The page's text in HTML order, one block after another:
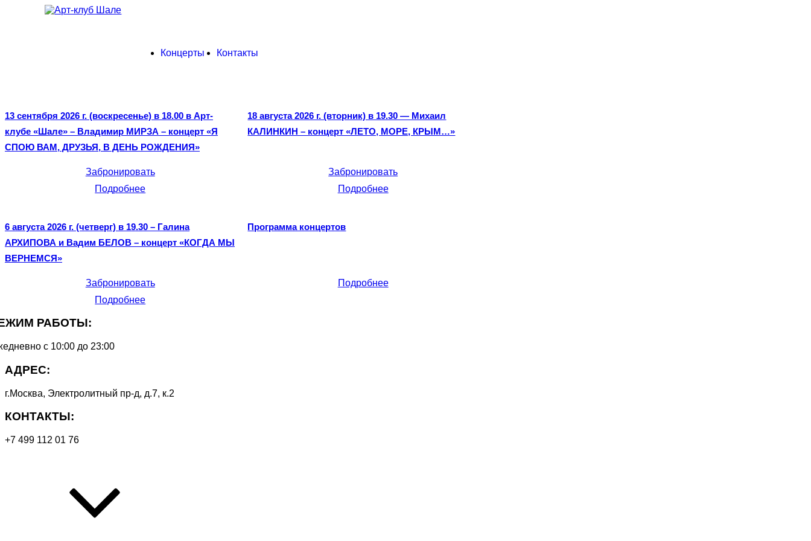
Концерты Контакты
13 сентября 2026 г. (воскресенье) в 18.00 в Арт-
клубе «Шале» – Владимир МИРЗА – концерт «Я
СПОЮ ВАМ, ДРУЗЬЯ, В ДЕНЬ РОЖДЕНИЯ»
Забронировать
Подробнее
18 августа 2026 г. (вторник) в 19.30 — Михаил
КАЛИНКИН – концерт «ЛЕТО, МОРЕ, КРЫМ…»
Забронировать
Подробнее
6 августа 2026 г. (четверг) в 19.30 – Галина
АРХИПОВА и Вадим БЕЛОВ – концерт «КОГДА МЫ
ВЕРНЕМСЯ»
Забронировать
Подробнее
Программа концертов
Подробнее
РАБОТЫ:
с 10:00 до 23:00
АДРЕС:
г.Москва, Электролитный пр-д, д.7, к.2
КОНТАКТЫ:
+7 499 112 01 76